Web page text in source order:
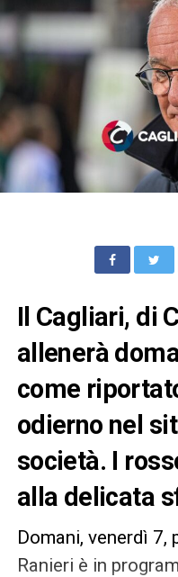
Il Cagliari, di
allenerà
come
odierno nel
società. I
alla delicata
Domani, venerdì 7,
Ranieri è in